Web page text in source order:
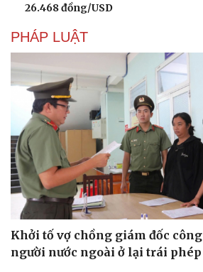
Văn hóa
Sân khấu - Điện ảnh
Văn học
Di sản
Sao Việt
26.468 đồng/USD
PHÁP LUẬT
Khởi tố vợ chồng giám đốc
người nước ngoài ở lại trái phép